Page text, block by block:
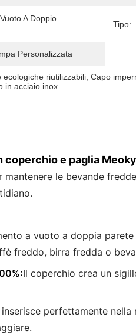
A Doppio
Tipo:
Personalizzata
ecologiche riutilizzabili , Capo
in acciaio inox
coperchio e paglia Meoky
le bevande
a vuoto a doppia
freddo, birra fredda o
Il coperchio crea un
perfettamente